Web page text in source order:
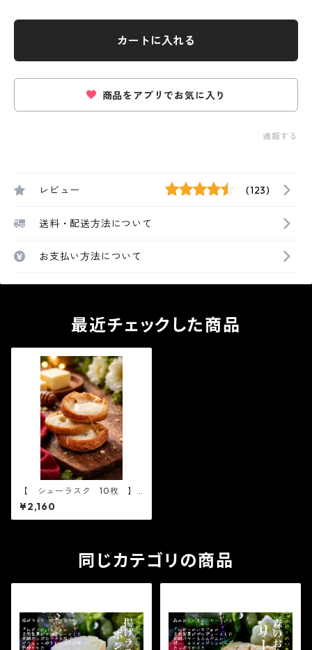
カートに入れる
商品をアプリでお気に入り
通報する
レビュー (123)
送料・配送方法について
お支払い方法について
最近チェックした商品
【 シューラスク 10枚 】
日持ち常温１２０日
¥2,160
同じカテゴリの商品